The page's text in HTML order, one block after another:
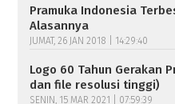
Pramuka Indonesia
Alasannya
JUMAT, 26 JAN 2018 | 14:29:40
Logo 60 Tahun Gerakan
dan file resolusi tinggi)
SENIN, 15 MAR 2021 | 07:59:39